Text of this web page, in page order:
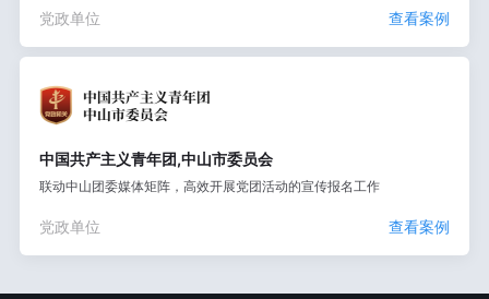
党政单位 查看案例
中国共产主义青年团,中山市委员会
联动中山团委媒体矩阵，高效开展党团活动的宣传报名工作
党政单位 查看案例